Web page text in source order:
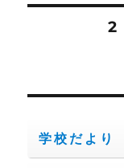
の
ペ
固定ページ2
学校だより